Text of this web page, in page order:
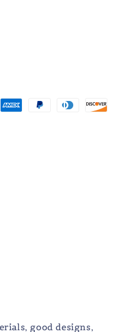
good designs,